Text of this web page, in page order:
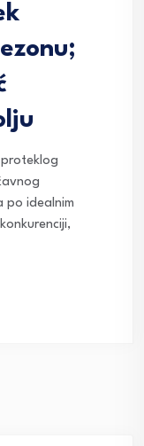
proteklog
po idealnim